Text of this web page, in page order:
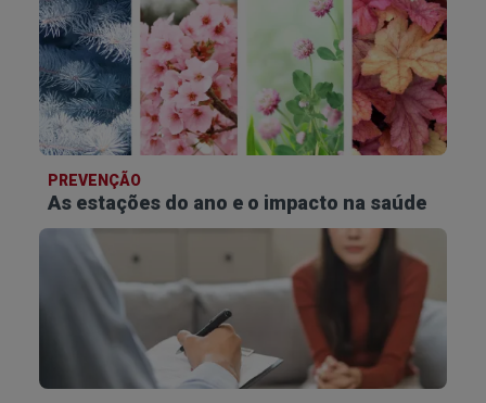
PREVENÇÃO
As estações do ano e o impacto na saúde